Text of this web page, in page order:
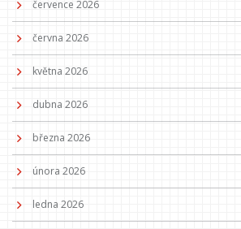
července 2026
června 2026
května 2026
dubna 2026
března 2026
února 2026
ledna 2026